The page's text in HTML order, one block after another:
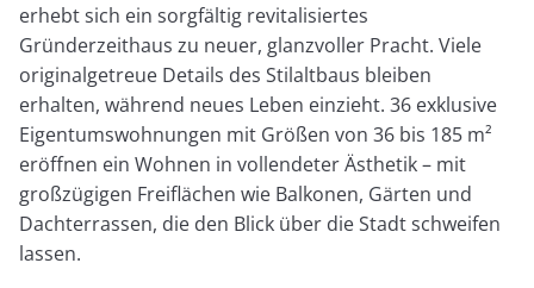
erhebt sich ein sorgfältig revitalisiertes
Gründerzeithaus zu neuer, glanzvoller Pracht. Viele
originalgetreue Details des Stilaltbaus bleiben
erhalten, während neues Leben einzieht. 36 exklusive
Eigentumswohnungen mit Größen von 36 bis 185 m²
eröffnen ein Wohnen in vollendeter Ästhetik – mit
großzügigen Freiflächen wie Balkonen, Gärten und
Dachterrassen, die den Blick über die Stadt schweifen
lassen.